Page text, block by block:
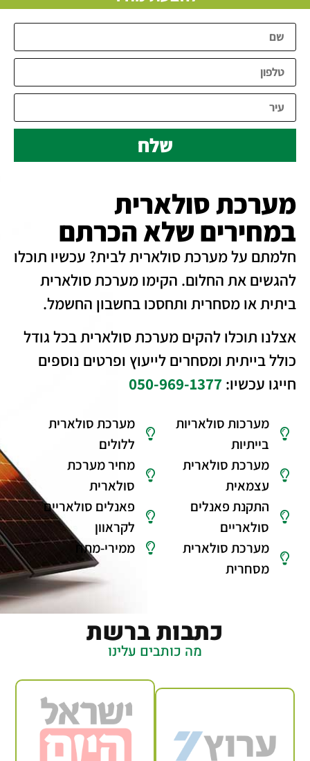
שלח
מערכת סולארית
במחירים שלא הכרתם
חלמתם על מערכת סולארית לבית? עכשיו תוכלו
להגשים את החלום. הקימו מערכת סולארית
ביתית או מסחרית ותחסכו בחשבון החשמל.
אצלנו תוכלו להקים מערכת סולארית בכל גודל
כולל בייתית ומסחרים לייעוץ ופרטים נוספים
חייגו עכשיו: 050-969-1377
מערכות סולאריות
בייתיות
מערכת סולארית
עצמאית
התקנת פאנלים
סולאריים
מערכת סולארית
מסחרית
מערכת סולארית
ללולים
מחיר מערכת
סולארית
פאנלים סולאריים
לקראוון
ממירי-מתח
כתבות ברשת
מה כותבים עלינו